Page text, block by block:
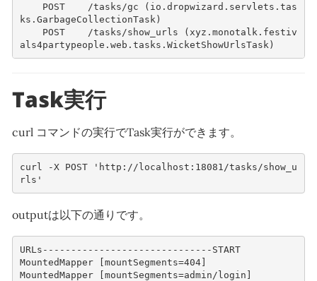
ks.GarbageCollectionTask)
als4partypeople.web.tasks.WicketShowUrlsTask)
Task実行
curl コマンドの実行でTask実行ができます。
curl -X POST 'http://localhost:18081/tasks/show_u
rls'
outputは以下の通りです。
URLs------------------------------START
MountedMapper [mountSegments=404]
MountedMapper [mountSegments=admin/login]